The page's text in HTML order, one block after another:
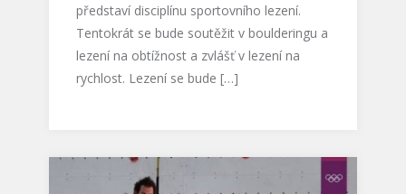
představí disciplínu sportovního lezení.
Tentokrát se bude soutěžit v boulderingu a
lezení na obtížnost a zvlášť v lezení na
rychlost. Lezení se bude […]